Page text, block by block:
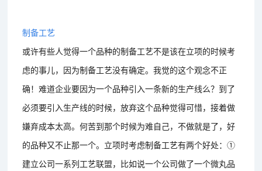
制备工艺
或许有些人觉得一个品种的制备工艺不是该在立项的时候考
虑的事儿，因为制备工艺没有确定。我觉的这个观念不正
确！难道企业要因为一个品种引入一条新的生产线么？到了
必须要引入生产线的时候，放弃这个品种觉得可惜，接着做
嫌弃成本太高。何苦到那个时候为难自己，不做就是了，好
的品种又不止那一个。立项时考虑制备工艺有两个好处：①
建立公司一系列工艺联盟，比如说一个公司做了一个微丸品